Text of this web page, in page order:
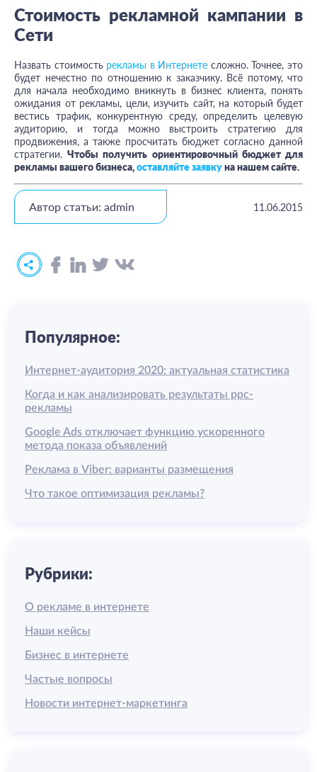
Стоимость рекламной кампании в
Сети
Назвать стоимость рекламы в Интернете сложно. Точнее, это
будет нечестно по отношению к заказчику. Всё потому, что
для начала необходимо вникнуть в бизнес клиента, понять
ожидания от рекламы, цели, изучить сайт, на который будет
вестись трафик, конкурентную среду, определить целевую
аудиторию, и тогда можно выстроить стратегию для
продвижения, а также просчитать бюджет согласно данной
стратегии.Чтобы получить ориентировочный бюджет для
рекламы вашего бизнеса,оставляйте заявкуна нашем сайте.
Автор статьи: admin 11.06.2015
Популярное:
Интернет-аудитория 2020: актуальная статистика
Когда и как анализировать результаты ррс-
рекламы
Google Ads отключает функцию ускоренного
метода показа объявлений
Реклама в Viber: варианты размещения
Что такое оптимизация рекламы?
Рубрики:
О рекламе в интернете
Наши кейсы
Бизнес в интернете
Частые вопросы
Новости интернет-маркетинга